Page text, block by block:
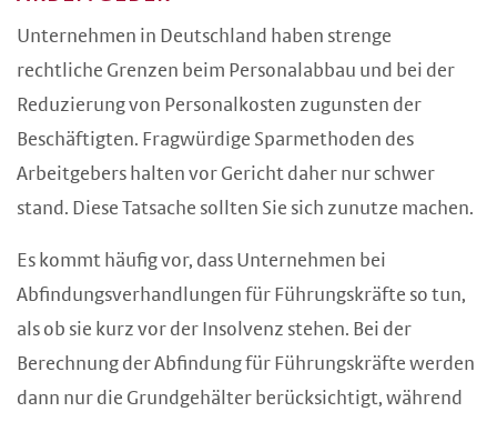
Unternehmen in Deutschland haben strenge
rechtliche Grenzen beim Personalabbau und bei der
Reduzierung von Personalkosten zugunsten der
Beschäftigten. Fragwürdige Sparmethoden des
Arbeitgebers halten vor Gericht daher nur schwer
stand. Diese Tatsache sollten Sie sich zunutze machen.
Es kommt häufig vor, dass Unternehmen bei
Abfindungsverhandlungen für Führungskräfte so tun,
als ob sie kurz vor der Insolvenz stehen. Bei der
Berechnung der Abfindung für Führungskräfte werden
dann nur die Grundgehälter berücksichtigt, während